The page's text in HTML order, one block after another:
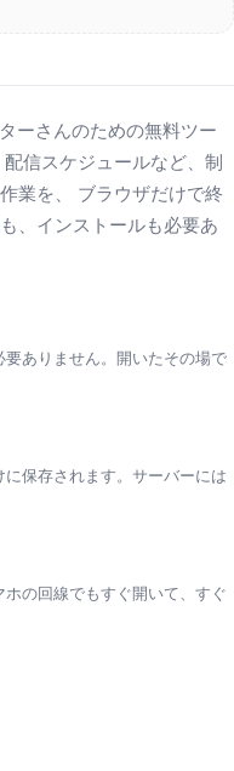
ーさんのための無料ツー
信スケジュールなど、制
業を、 ブラウザだけで終
、インストールも必要あ
ありません。開いたその場で
保存されます。サーバーには
の回線でもすぐ開いて、すぐ